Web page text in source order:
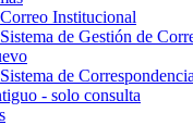
Correo Institucional
Sistema de Gestión de
Sistema de Correspondencia
- solo consulta